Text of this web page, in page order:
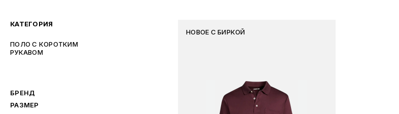
КАТЕГОРИЯ
ПОЛО С КОРОТКИМ
РУКАВОМ
БРЕНД
РАЗМЕР
НОВОЕ С БИРКОЙ